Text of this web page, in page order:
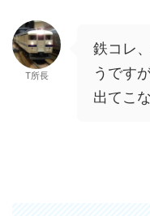
T所長
鉄コレ
うです
出てこ